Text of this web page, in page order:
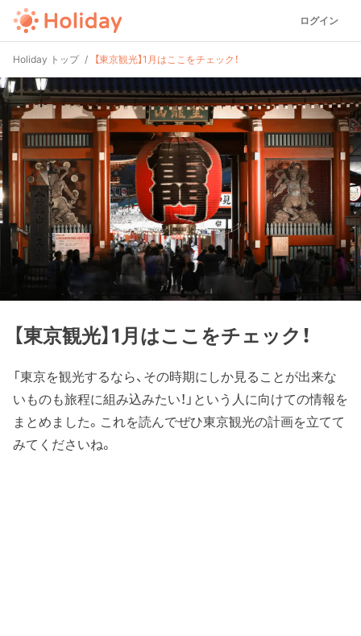
ログイン
Holiday トップ 【東京観光】1月はここをチェック！
【東京観光】1月はここをチェック！
「東京を観光するなら、その時期にしか見ることが出来な
いものも旅程に組み込みたい！」という人に向けての情報を
まとめました。これを読んでぜひ東京観光の計画を立てて
みてくださいね。